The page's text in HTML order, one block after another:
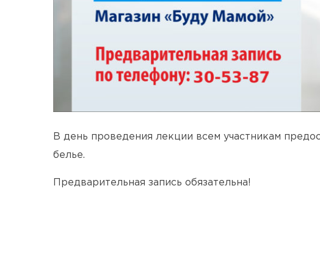
В день проведения лекции всем участникам
белье.
Предварительная запись обязательна!